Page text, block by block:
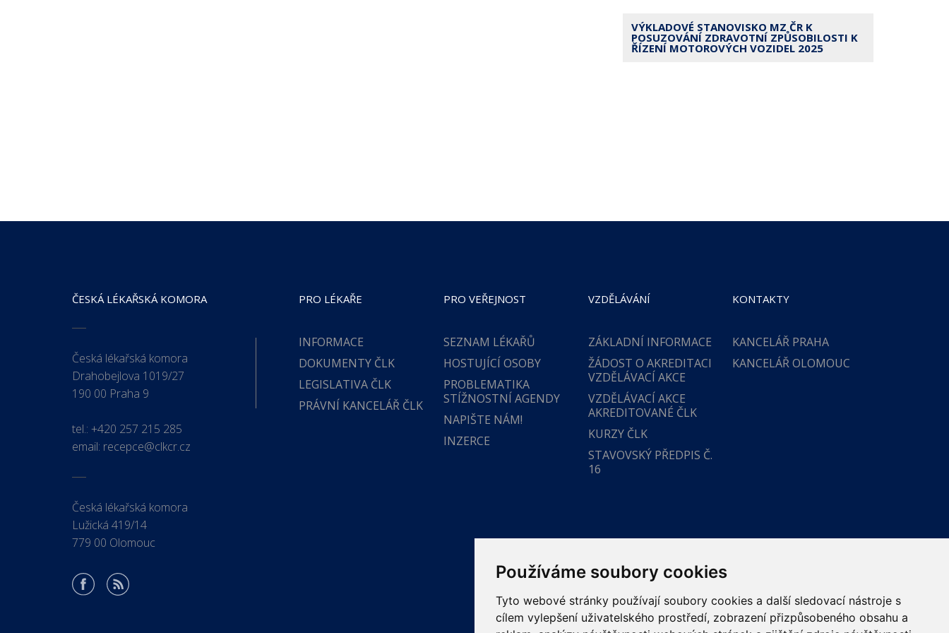
Používáme soubory cookies
Tyto webové stránky používají soubory cookies a další sledovací nástroje s
cílem vylepšení uživatelského prostředí, zobrazení přizpůsobeného obsahu a
VÝKLADOVÉ STANOVISKO MZ ČR K
POSUZOVÁNÍ ZDRAVOTNÍ ZPŮSOBILOSTI K
ŘÍZENÍ MOTOROVÝCH VOZIDEL 2025
ČESKÁ LÉKAŘSKÁ KOMORA
Česká lékařská komora
Drahobejlova 1019/27
190 00 Praha 9
tel.: +420 257 215 285
email: recepce@clkcr.cz
Česká lékařská komora
Lužická 419/14
779 00 Olomouc
PRO LÉKAŘE
INFORMACE
DOKUMENTY ČLK
LEGISLATIVA ČLK
PRÁVNÍ KANCELÁŘ ČLK
PRO VEŘEJNOST
SEZNAM LÉKAŘŮ
HOSTUJÍCÍ OSOBY
PROBLEMATIKA
STÍŽNOSTNÍ AGENDY
NAPIŠTE NÁM!
INZERCE
VZDĚLÁVÁNÍ
ZÁKLADNÍ INFORMACE
ŽÁDOST O AKREDITACI
VZDĚLÁVACÍ AKCE
VZDĚLÁVACÍ AKCE
AKREDITOVANÉ ČLK
KURZY ČLK
STAVOVSKÝ PŘEDPIS Č.
16
KONTAKTY
KANCELÁŘ PRAHA
KANCELÁŘ OLOMOUC